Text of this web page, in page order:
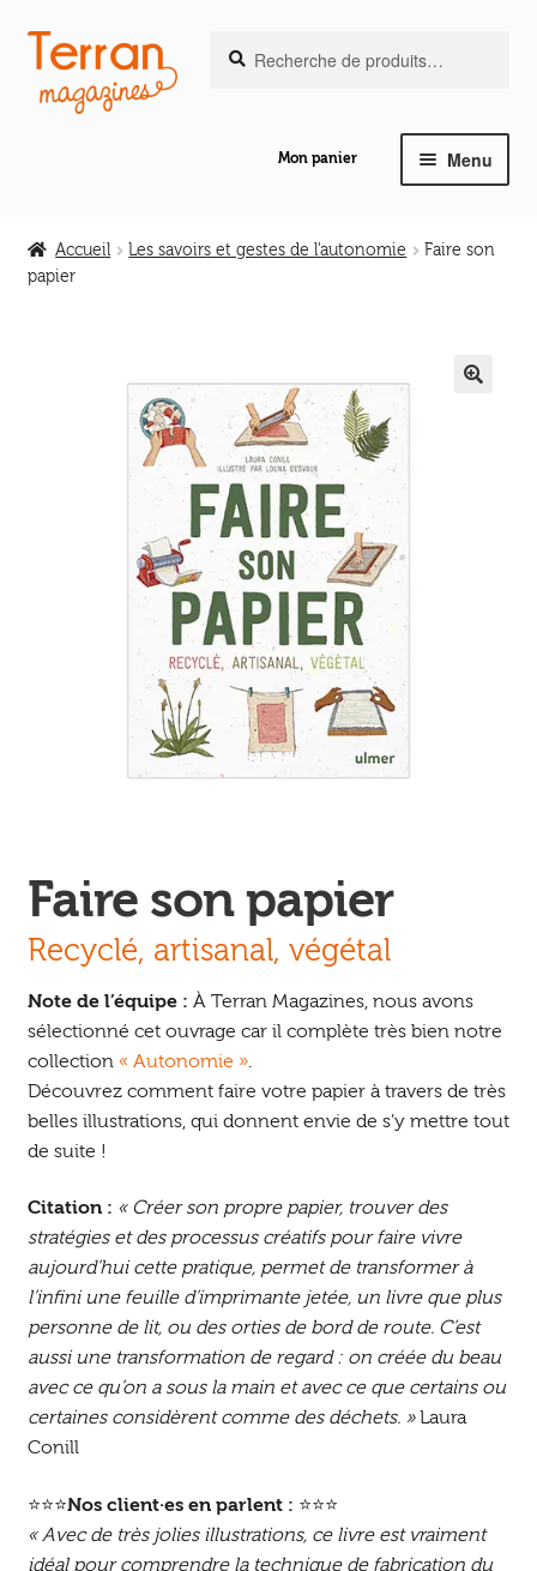
Aller
la
Aller
au
contenu
pour :
Mon panier Menu
le
enfant
Ouvrir
Accueil Les savoirs et gestes de l'autonomie
Faire son
papier
Faire son papier
Recyclé, artisanal, végétal
Note de l’équipe : À Terran Magazines, nous avons
sélectionné cet ouvrage car il complète très bien notre
collection « Autonomie ».
Découvrez comment faire votre papier à travers de très
belles illustrations, qui donnent envie de s’y mettre tout
de suite !
Citation : « Créer son propre papier, trouver des
stratégies et des processus créatifs pour faire vivre
aujourd’hui cette pratique, permet de transformer à
l’infini une feuille d’imprimante jetée, un livre que plus
personne de lit, ou des orties de bord de route. C’est
aussi une transformation de regard : on créée du beau
avec ce qu’on a sous la main et avec ce que certains ou
certaines considèrent comme des déchets. »Laura
Conill
⭐⭐⭐Nos client·es en parlent : ⭐⭐⭐
« Avec de très jolies illustrations, ce livre est vraiment
idéal pour comprendre la technique de fabrication du